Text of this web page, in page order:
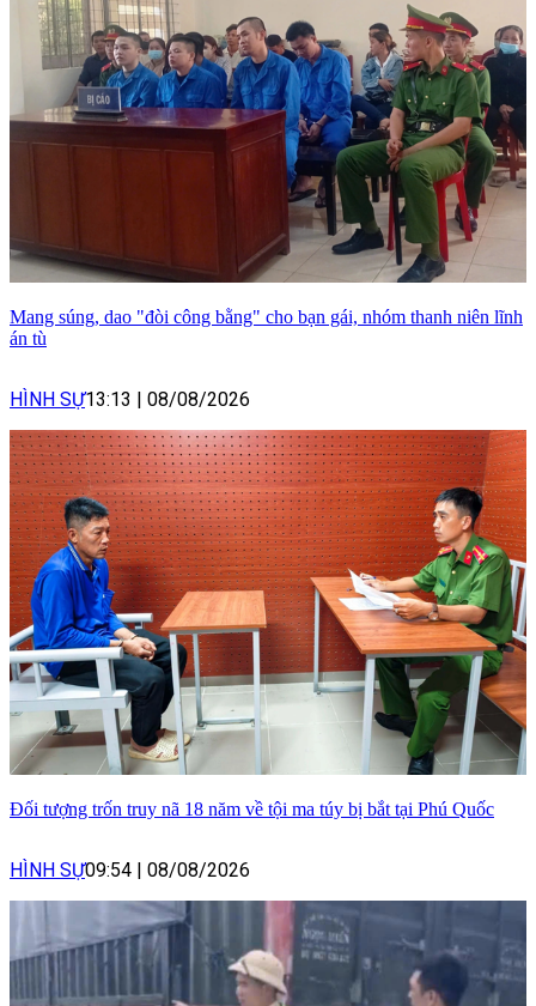
Mang súng, dao "đòi công bằng" cho bạn gái, nhóm thanh niên lĩnh
án tù
HÌNH SỰ13:13 | 08/08/2026
Đối tượng trốn truy nã 18 năm về tội ma túy bị bắt tại Phú Quốc
HÌNH SỰ09:54 | 08/08/2026